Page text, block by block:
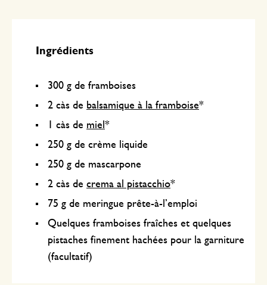
Ingrédients
300 g de framboises
2 càs de balsamique à la framboise*
1 càs de miel *
250 g de crème liquide
250 g de mascarpone
2 càs de crema al pistacchio*
75 g de meringue prête-à-l’emploi
Quelques framboises fraîches et quelques
pistaches finement hachées pour la garniture
(facultatif)